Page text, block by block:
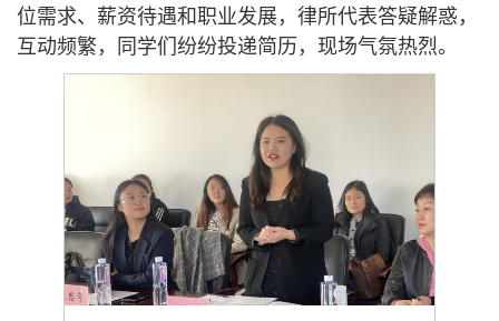
位需求、薪资待遇和职业发展，律所代表答疑解惑，
互动频繁，同学们纷纷投递简历，现场气氛热烈。